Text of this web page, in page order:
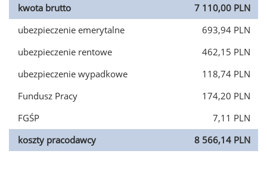
kwota brutto
7 110,00 PLN
ubezpieczenie emerytalne
693,94 PLN
ubezpieczenie rentowe
462,15 PLN
ubezpieczenie wypadkowe
118,74 PLN
Fundusz Pracy
174,20 PLN
FGŚP
7,11 PLN
koszty pracodawcy
8 566,14 PLN